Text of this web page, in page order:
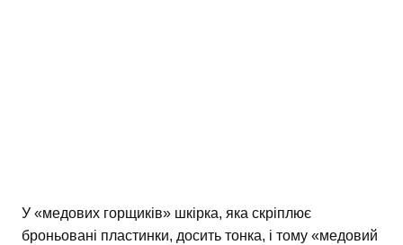
У «медових горщиків» шкірка, яка скріплює
броньовані пластинки, досить тонка, і тому «медовий